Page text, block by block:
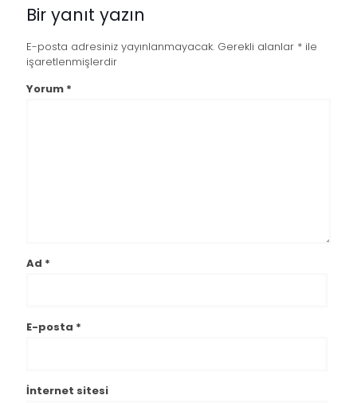
Bir yanıt yazın
E-posta adresiniz yayınlanmayacak. Gerekli alanlar * ile
işaretlenmişlerdir
Yorum *
Ad *
E-posta *
İnternet sitesi